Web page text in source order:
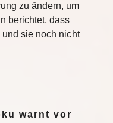
zu ändern, um
berichtet, dass
sie noch nicht
warnt vor